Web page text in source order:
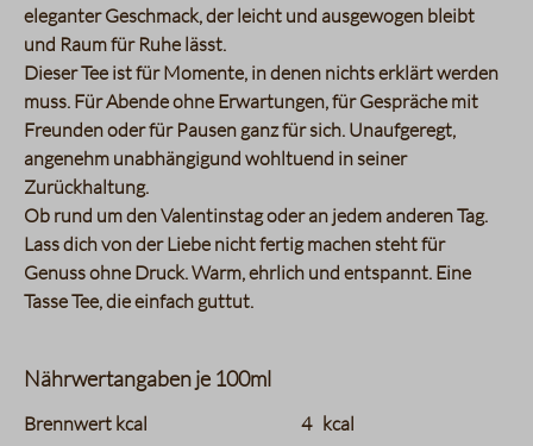
eleganter Geschmack, der leicht und ausgewogen bleibt
und Raum für Ruhe lässt.
Dieser Tee ist für Momente, in denen nichts erklärt werden
muss. Für Abende ohne Erwartungen, für Gespräche mit
Freunden oder für Pausen ganz für sich. Unaufgeregt,
angenehm unabhängigund wohltuend in seiner
Zurückhaltung.
Ob rund um den Valentinstag oder an jedem anderen Tag.
Lass dich von der Liebe nicht fertig machen steht für
Genuss ohne Druck. Warm, ehrlich und entspannt. Eine
Tasse Tee, die einfach guttut.
Nährwertangaben je 100ml
charts.nutritions.header_name charts.nutritions.header_value
Brennwert kcal 4 kcal